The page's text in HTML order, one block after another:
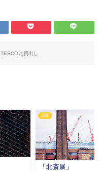
TESCOに買出し
日常
「北斎展」